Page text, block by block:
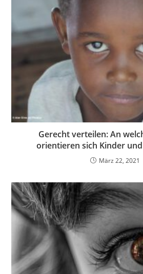
Gerecht verteilen: An
orientieren sich Kinder und
März 22, 2021